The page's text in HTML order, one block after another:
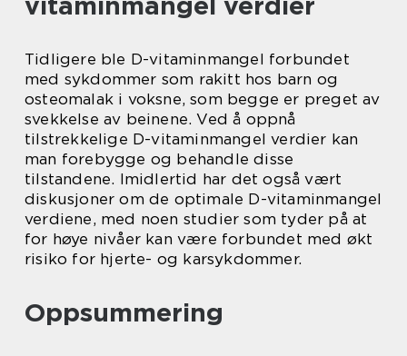
Tidligere ble D-vitaminmangel forbundet
med sykdommer som rakitt hos barn og
osteomalak i voksne, som begge er preget av
svekkelse av beinene. Ved å oppnå
tilstrekkelige D-vitaminmangel verdier kan
man forebygge og behandle disse
tilstandene. Imidlertid har det også vært
diskusjoner om de optimale D-vitaminmangel
verdiene, med noen studier som tyder på at
for høye nivåer kan være forbundet med økt
risiko for hjerte- og karsykdommer.
Oppsummering